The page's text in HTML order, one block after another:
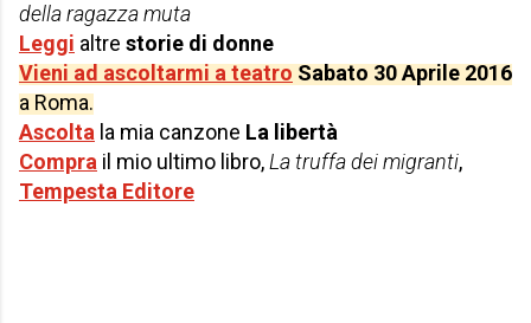
della ragazza muta
Leggi altre storie di donne
Vieni ad ascoltarmi a teatro Sabato 30 Aprile 2016
a Roma.
Ascolta la mia canzone La libertà
Compra il mio ultimo libro,La truffa dei migranti,
Tempesta Editore